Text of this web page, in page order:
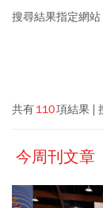
搜尋結果指定網站
共有110項結果
今周刊文章